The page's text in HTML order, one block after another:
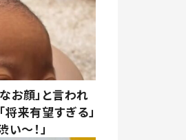
お顔」と言われ
来有望すぎる」
～！」